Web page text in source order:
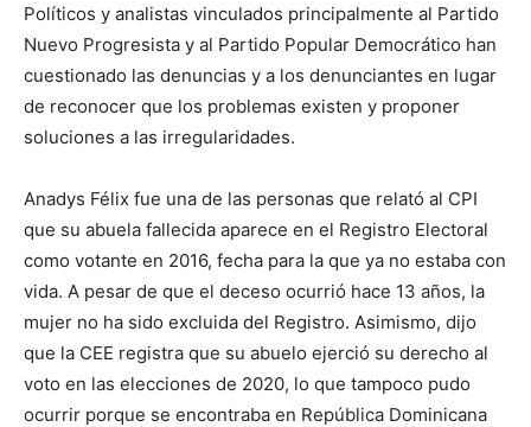
Políticos y analistas vinculados principalmente al Partido
Nuevo Progresista y al Partido Popular Democrático han
cuestionado las denuncias y a los denunciantes en lugar
de reconocer que los problemas existen y proponer
soluciones a las irregularidades.
Anadys Félix fue una de las personas que relató al CPI
que su abuela fallecida aparece en el Registro Electoral
como votante en 2016, fecha para la que ya no estaba con
vida. A pesar de que el deceso ocurrió hace 13 años, la
mujer no ha sido excluida del Registro. Asimismo, dijo
que la CEE registra que su abuelo ejerció su derecho al
voto en las elecciones de 2020, lo que tampoco pudo
ocurrir porque se encontraba en República Dominicana